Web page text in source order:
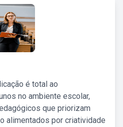
é total ao
no ambiente escolar,
que priorizam
alimentados por criatividade